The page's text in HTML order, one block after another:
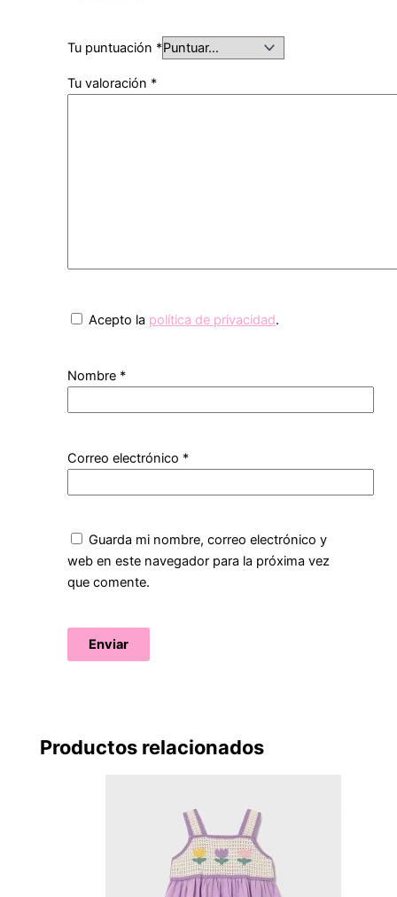
Tu puntuación *
Tu valoración *
Acepto la política de privacidad.
Nombre *
Correo electrónico *
Guarda mi nombre, correo electrónico y
web en este navegador para la próxima vez
que comente.
Productos relacionados